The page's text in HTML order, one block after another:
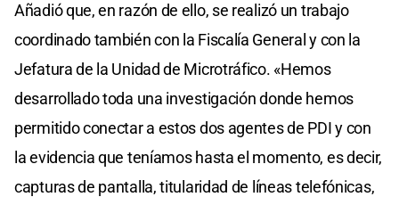
Añadió que, en razón de ello, se realizó un trabajo
coordinado también con la Fiscalía General y con la
Jefatura de la Unidad de Microtráfico. «Hemos
desarrollado toda una investigación donde hemos
permitido conectar a estos dos agentes de PDI y con
la evidencia que teníamos hasta el momento, es decir,
capturas de pantalla, titularidad de líneas telefónicas,